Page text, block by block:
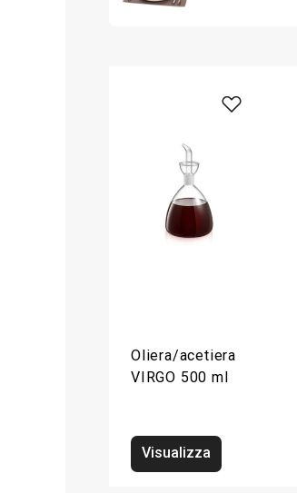
Oliera/acetiera
VIRGO 500 ml
Visualizza